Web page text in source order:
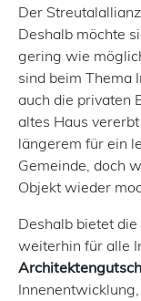
Der
Deshalb möchte
gering wie
sind beim Thema
auch die privaten
altes Haus
längerem für ein
Gemeinde, doch
Objekt wieder
Deshalb bietet
weiterhin für alle